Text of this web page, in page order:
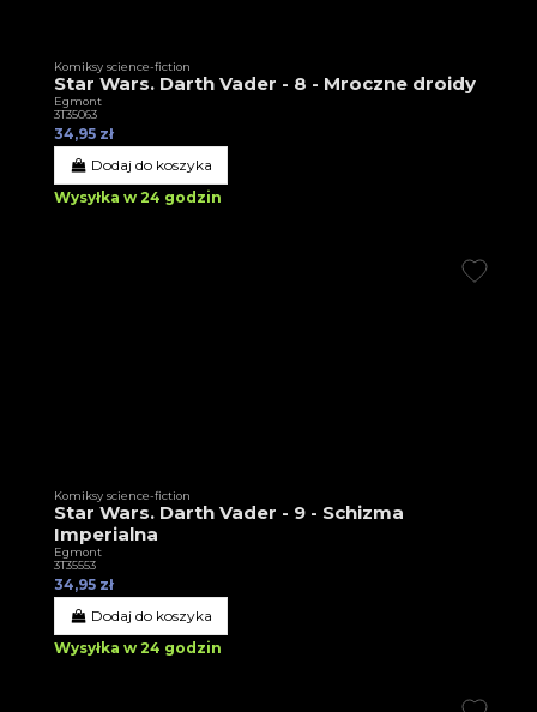
Komiksy science-fiction
Star Wars. Darth Vader - 8 - Mroczne droidy
Egmont
3T35063
34,95 zł
Dodaj do koszyka
Wysyłka w 24 godzin
Komiksy science-fiction
Star Wars. Darth Vader - 9 - Schizma
Imperialna
Egmont
3T35553
34,95 zł
Dodaj do koszyka
Wysyłka w 24 godzin